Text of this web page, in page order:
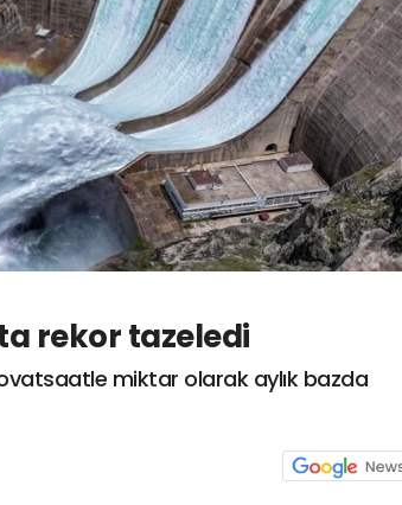
rekor tazeledi
miktar olarak aylık bazda